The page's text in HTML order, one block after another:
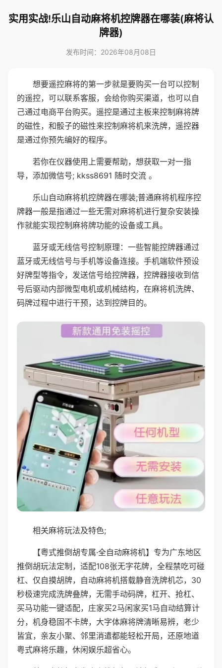
实用实战!乐山自动麻将机控牌器在哪装(麻将认
牌器)
发布时间：2026年08月08日
想要遥控麻将的第一步就是要购买一台可以控制
的遥控，可以联系客服，会给你购买渠道，也可以自
己通过电商平台购买。遥控是通过主板来控制麻将牌
的磁性，和骰子的磁性来控制麻将机来洗牌，遥控器
是通过你预先编好的程序。
若你在仪器使用上需要帮助，想获取一对一指
导，添加微信号; kkss8691 随时交流 。
乐山自动麻将机控牌器在哪装;普通麻将机程序控
牌器一般是指通过一些无需对麻将机进行复杂安装操
作就能实现控制麻将牌功能的设备或工具。
蓝牙或无线信号控制原理：一些智能控牌器通过
蓝牙或无线信号与手机等设备连接。手机端软件预设
好牌型等指令，发送信号给控牌器，控牌器接收到信
号后驱动内部微型电机或机械结构，在麻将机洗牌、
码牌过程中进行干预，达到控牌目的。
相关麻将玩法及特色;
【粤式推倒胡专属·全自动麻将机】专为广东地区
推倒胡玩法定制，适配108张无字花牌，全程禁吃可碰
杠、仅自摸胡牌，自动麻将机搭载静音洗牌机芯，30
秒极速完成洗牌叠牌，无需手动码牌，杠开、抢杠、
买马功能一键适配，庄家买2马闲家买1马自动结算计
分，机身稳固不卡牌，大字体麻将牌清晰易辨，老少
皆宜，亲友小聚、邻里消遣都能轻松开局，还原地道
粤式麻将乐趣，休闲娱乐超省心。